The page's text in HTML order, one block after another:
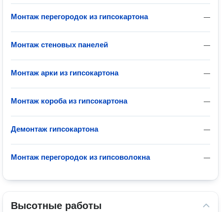
—
Монтаж перегородок из гипсокартона
—
Монтаж стеновых панелей
—
Монтаж арки из гипсокартона
—
Монтаж короба из гипсокартона
—
Демонтаж гипсокартона
—
Монтаж перегородок из гипсоволокна
Высотные работы